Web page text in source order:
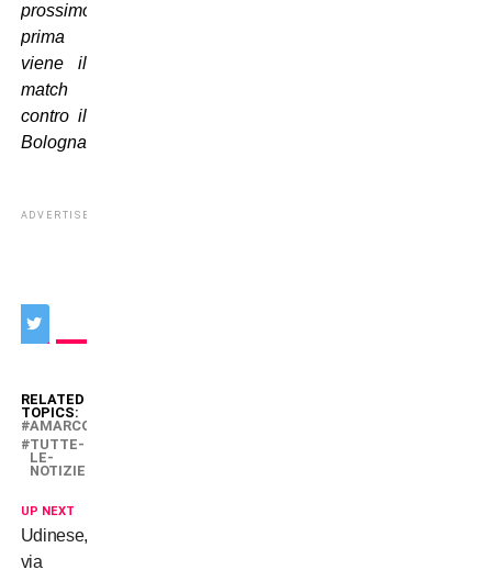
prossimo,
prima
viene il
match
contro il
Bologna
ADVERTISEMENT
RELATED
TOPICS:
AMARCORD
TUTTE-
LE-
NOTIZIE
UP NEXT
Udinese,
via